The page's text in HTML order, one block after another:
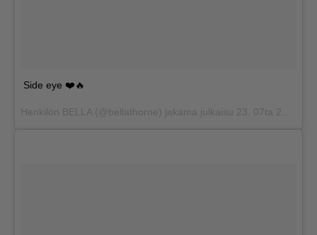
Side eye ❤️🔥
Henkilön BELLA (@bellathorne) jakama julkaisu 23. 07ta 2017 klo 14.01 PDT